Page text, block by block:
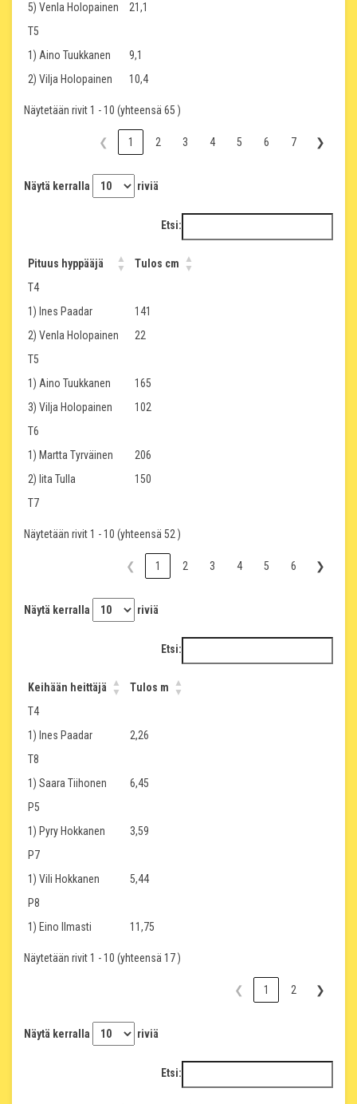
5) Venla Holopainen
21,1
T5
1) Aino Tuukkanen
9,1
2) Vilja Holopainen
10,4
Näytetään rivit 1 - 10 (yhteensä 65 )
❮ 1 2 3 4 5 6 7 ❯
Näytä kerralla riviä
Etsi:
Pituus hyppääjä
Tulos cm
T4
1) Ines Paadar
141
2) Venla Holopainen
22
T5
1) Aino Tuukkanen
165
3) Vilja Holopainen
102
T6
1) Martta Tyrväinen
206
2) Iita Tulla
150
T7
Näytetään rivit 1 - 10 (yhteensä 52 )
❮ 1 2 3 4 5 6 ❯
Näytä kerralla riviä
Etsi:
Keihään heittäjä
Tulos m
T4
1) Ines Paadar
2,26
T8
1) Saara Tiihonen
6,45
P5
1) Pyry Hokkanen
3,59
P7
1) Vili Hokkanen
5,44
P8
1) Eino Ilmasti
11,75
Näytetään rivit 1 - 10 (yhteensä 17 )
❮ 1 2 ❯
Näytä kerralla riviä
Etsi: